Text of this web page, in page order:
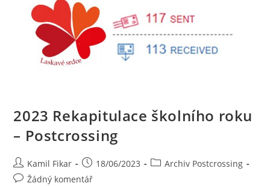
2023 Rekapitulace školního roku
– Postcrossing
Kamil Fikar 18/06/2023
Archiv Postcrossing
Žádný komentář